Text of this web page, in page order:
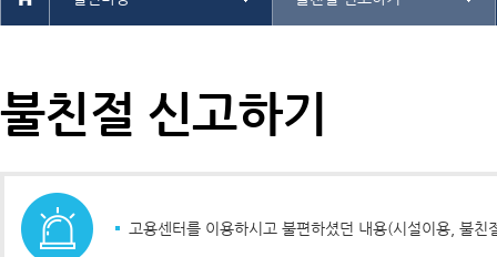
불친절 신고하기
고용센터를 이용하시고 불편하셨던 내용(시설이용, 불친